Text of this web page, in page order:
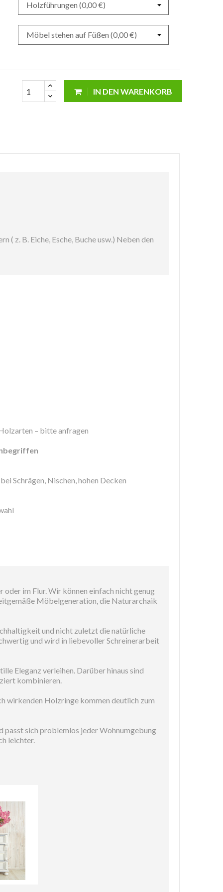
IN DEN WARENKORB
z. B. Eiche, Esche, Buche usw.) Neben den
– bitte anfragen
Schrägen, Nischen, hohen Decken
oder im Flur. Wir können einfach nicht genug
Möbelgeneration, die Naturarchaik
und nicht zuletzt die natürliche
und wird in liebevoller Schreinerarbeit
Eleganz verleihen. Darüber hinaus sind
kombinieren.
wirkenden Holzringe kommen deutlich zum
sich problemlos jeder Wohnumgebung
leichter.